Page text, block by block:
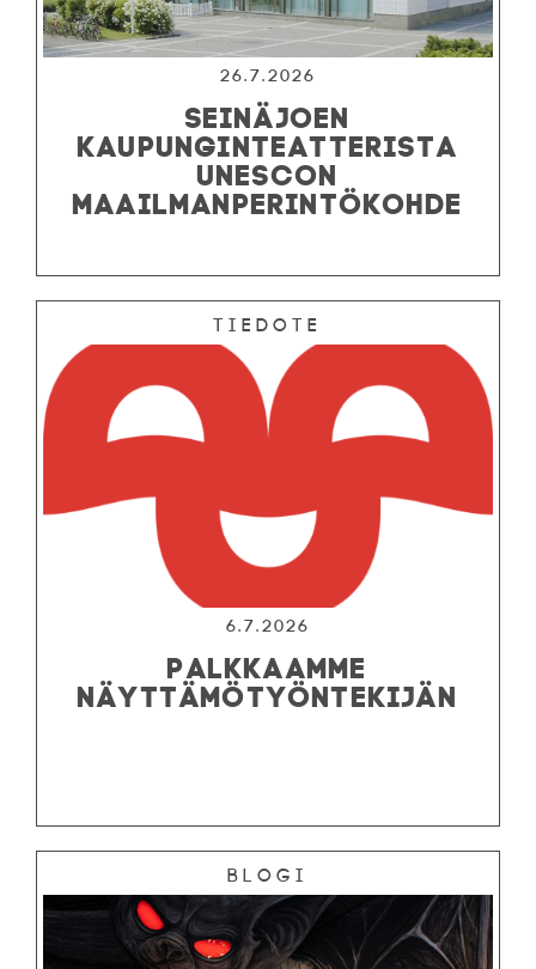
26.7.2026
SEINÄJOEN
KAUPUNGINTEATTERISTA
UNESCON
MAAILMANPERINTÖKOHDE
Tiedote
6.7.2026
PALKKAAMME
NÄYTTÄMÖTYÖNTEKIJÄN
Blogi